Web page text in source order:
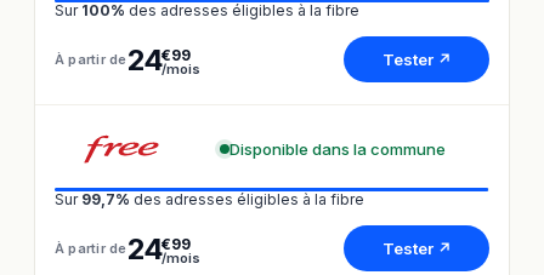
Sur 100% des adresses éligibles à la fibre
À partir de 24€99
/mois Tester ↗
Disponible dans la commune
Sur 99,7% des adresses éligibles à la fibre
À partir de 24€99
/mois Tester ↗